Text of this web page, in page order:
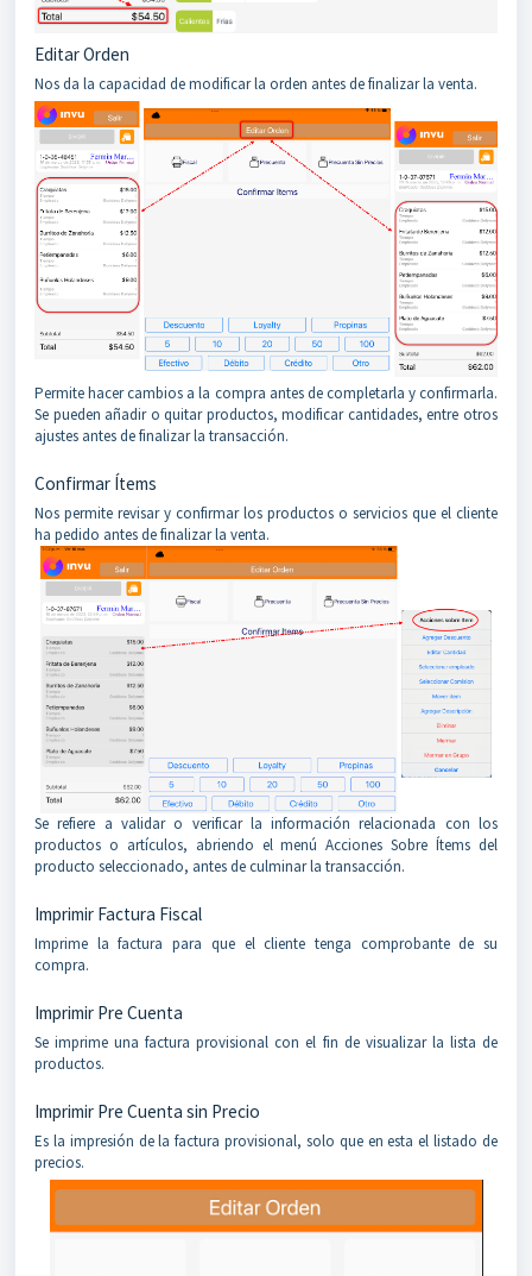
Editar Orden
Nos da la capacidad de modificar la orden antes de finalizar la venta.
Permite hacer cambios a la compra antes de completarla y confirmarla.
Se pueden añadir o quitar productos, modificar cantidades, entre otros
ajustes antes de finalizar la transacción.
Confirmar Ítems
Nos permite revisar y confirmar los productos o servicios que el cliente
ha pedido antes de finalizar la venta.
Se refiere a validar o verificar la información relacionada con los
productos o artículos, abriendo el menú Acciones Sobre Ítems del
producto seleccionado, antes de culminar la transacción.
Imprimir Factura Fiscal
Imprime la factura para que el cliente tenga comprobante de su
compra.
Imprimir Pre Cuenta
Se imprime una factura provisional con el fin de visualizar la lista de
productos.
Imprimir Pre Cuenta sin Precio
Es la impresión de la factura provisional, solo que en esta el listado de
precios.